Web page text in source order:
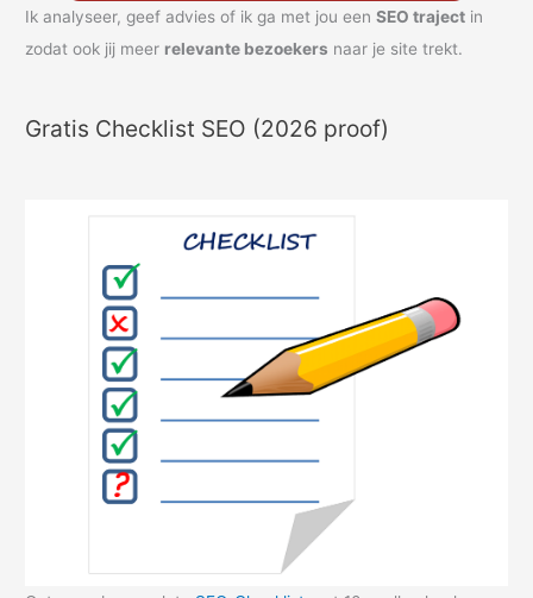
r
:
Ik analyseer, geef advies of ik ga met jou eenSEO traject in
zodat ook jij meer relevante bezoekers naar je site trekt.
Gratis Checklist SEO (2026 proof)